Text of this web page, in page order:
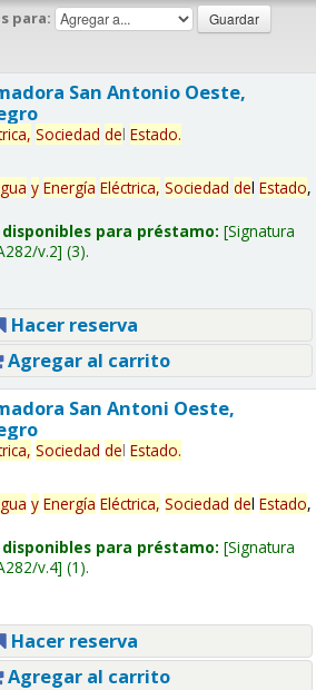
para:
San Antonio Oeste,
Sociedad del Estado.
y Energía Eléctrica, Sociedad del Estado,
para préstamo: Signatura
v.2 (3).
Hacer reserva
Agregar al carrito
San Antoni Oeste,
Sociedad del Estado.
y Energía Eléctrica, Sociedad del Estado,
para préstamo: Signatura
v.4 (1).
Hacer reserva
Agregar al carrito